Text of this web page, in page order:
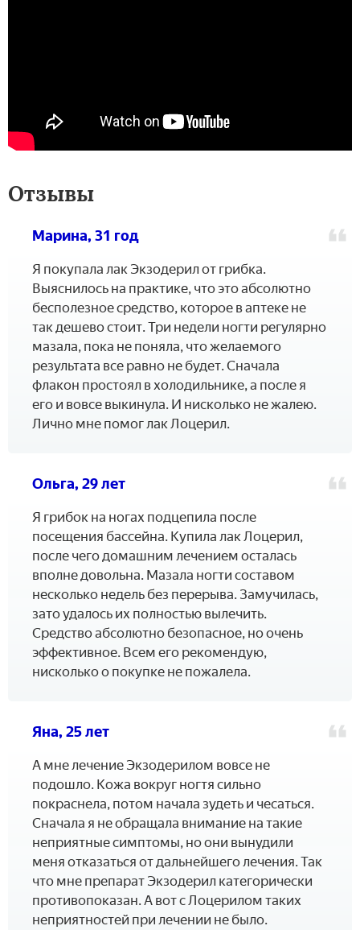
Отзывы
Марина, 31 год
Я покупала лак Экзодерил от грибка.
Выяснилось на практике, что это абсолютно
бесполезное средство, которое в аптеке не
так дешево стоит. Три недели ногти регулярно
мазала, пока не поняла, что желаемого
результата все равно не будет. Сначала
флакон простоял в холодильнике, а после я
его и вовсе выкинула. И нисколько не жалею.
Лично мне помог лак Лоцерил.
Ольга, 29 лет
Я грибок на ногах подцепила после
посещения бассейна. Купила лак Лоцерил,
после чего домашним лечением осталась
вполне довольна. Мазала ногти составом
несколько недель без перерыва. Замучилась,
зато удалось их полностью вылечить.
Средство абсолютно безопасное, но очень
эффективное. Всем его рекомендую,
нисколько о покупке не пожалела.
Яна, 25 лет
А мне лечение Экзодерилом вовсе не
подошло. Кожа вокруг ногтя сильно
покраснела, потом начала зудеть и чесаться.
Сначала я не обращала внимание на такие
неприятные симптомы, но они вынудили
меня отказаться от дальнейшего лечения. Так
что мне препарат Экзодерил категорически
противопоказан. А вот с Лоцерилом таких
неприятностей при лечении не было.